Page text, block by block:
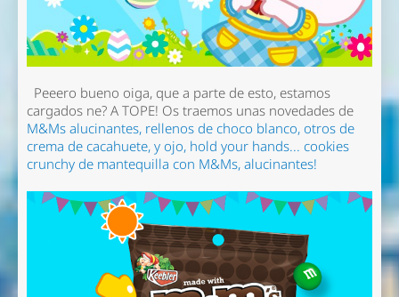
Peeero bueno oiga, que a parte de esto, estamos
cargados ne? A TOPE! Os traemos unas novedades de
M&Ms alucinantes, rellenos de choco blanco, otros de
crema de cacahuete, y ojo, hold your hands... cookies
crunchy de mantequilla con M&Ms, alucinantes!